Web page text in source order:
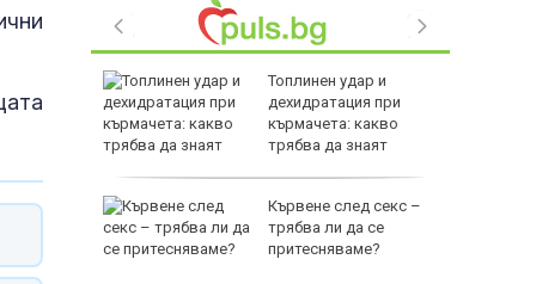
на
Топлинен удар и
дехидратация при
кърмачета: какво
трябва да знаят
Кървене след секс –
трябва ли да се
притесняваме?